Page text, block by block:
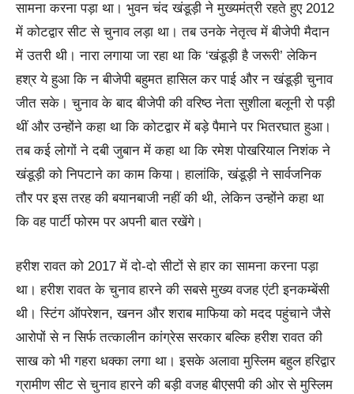
सामना करना पड़ा था। भुवन चंद खंडूड़ी ने मुख्यमंत्री रहते हुए 2012
में कोटद्वार सीट से चुनाव लड़ा था। तब उनके नेतृत्व में बीजेपी मैदान
में उतरी थी। नारा लगाया जा रहा था कि ‘खंडूड़ी है जरूरी’ लेकिन
हश्र ये हुआ कि न बीजेपी बहुमत हासिल कर पाई और न खंडूड़ी चुनाव
जीत सके। चुनाव के बाद बीजेपी की वरिष्ठ नेता सुशीला बलूनी रो पड़ी
थीं और उन्होंने कहा था कि कोटद्वार में बड़े पैमाने पर भितरघात हुआ।
तब कई लोगों ने दबी जुबान में कहा था कि रमेश पोखरियाल निशंक ने
खंडूड़ी को निपटाने का काम किया। हालांकि, खंडूड़ी ने सार्वजनिक
तौर पर इस तरह की बयानबाजी नहीं की थी, लेकिन उन्होंने कहा था
कि वह पार्टी फोरम पर अपनी बात रखेंगे।
हरीश रावत को 2017 में दो-दो सीटों से हार का सामना करना पड़ा
था। हरीश रावत के चुनाव हारने की सबसे मुख्य वजह एंटी इनकम्बेंसी
थी। स्टिंग ऑपरेशन, खनन और शराब माफिया को मदद पहुंचाने जैसे
आरोपों से न सिर्फ तत्कालीन कांग्रेस सरकार बल्कि हरीश रावत की
साख को भी गहरा धक्का लगा था। इसके अलावा मुस्लिम बहुल हरिद्वार
ग्रामीण सीट से चुनाव हारने की बड़ी वजह बीएसपी की ओर से मुस्लिम